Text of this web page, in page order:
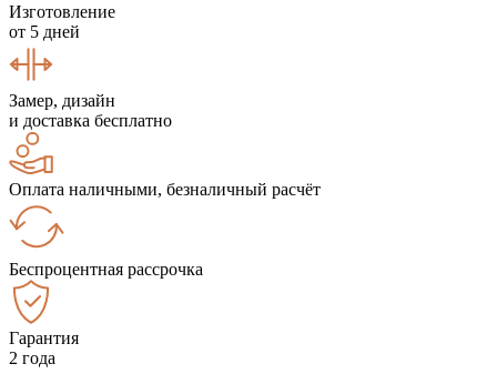
Изготовление
от 5 дней
Замер, дизайн
и доставка бесплатно
Оплата наличными, безналичный расчёт
Беспроцентная рассрочка
Гарантия
2 года